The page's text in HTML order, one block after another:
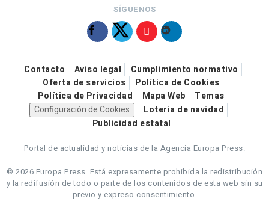
SÍGUENOS
Contacto Aviso legal
Cumplimiento normativo
Oferta de servicios
Política de Cookies
Política de Privacidad
Mapa Web
Temas
Configuración de Cookies
Loteria de navidad
Publicidad estatal
Portal de actualidad y noticias de la Agencia Europa Press.
© 2026 Europa Press. Está expresamente prohibida la redistribución
y la redifusión de todo o parte de los contenidos de esta web sin su
previo y expreso consentimiento.